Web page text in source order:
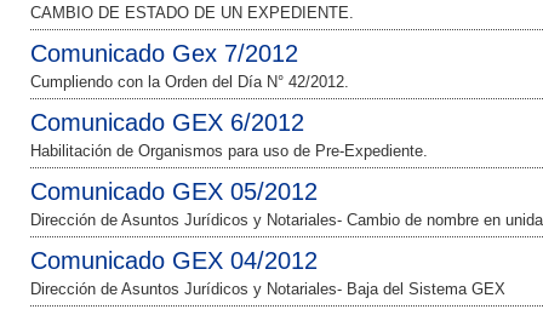
CAMBIO DE ESTADO DE UN EXPEDIENTE.
Comunicado Gex 7/2012
Cumpliendo con la Orden del Día N° 42/2012.
Comunicado GEX 6/2012
Habilitación de Organismos para uso de Pre-Expediente.
Comunicado GEX 05/2012
Dirección de Asuntos Jurídicos y Notariales- Cambio de nombre en
Comunicado GEX 04/2012
Dirección de Asuntos Jurídicos y Notariales- Baja del Sistema GEX